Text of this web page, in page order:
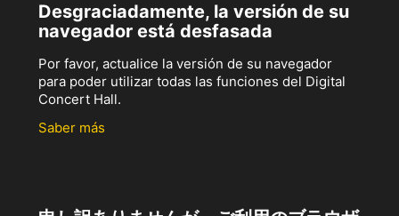
Desgraciadamente, la versión de su
navegador está desfasada
Por favor, actualice la versión de su navegador
para poder utilizar todas las funciones del Digital
Concert Hall.
Saber más